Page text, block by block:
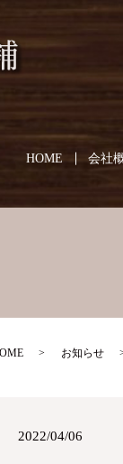
HOME 会社
お知らせ
2022/04/06